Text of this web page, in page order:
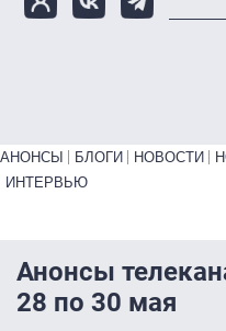
Primary links bottom
АНОНСЫ БЛОГИ НОВОСТИ
ИНТЕРВЬЮ
Анонсы
28 по 30 мая